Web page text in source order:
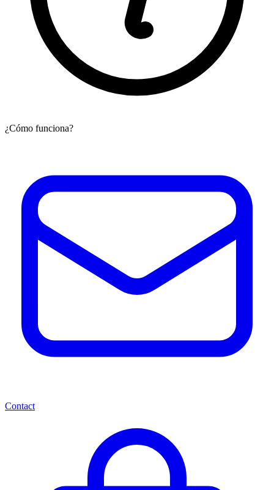
¿Cómo funciona?
Contact